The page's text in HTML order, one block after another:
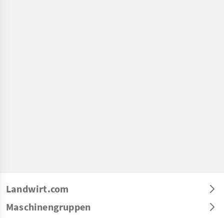
Landwirt.com
Maschinengruppen